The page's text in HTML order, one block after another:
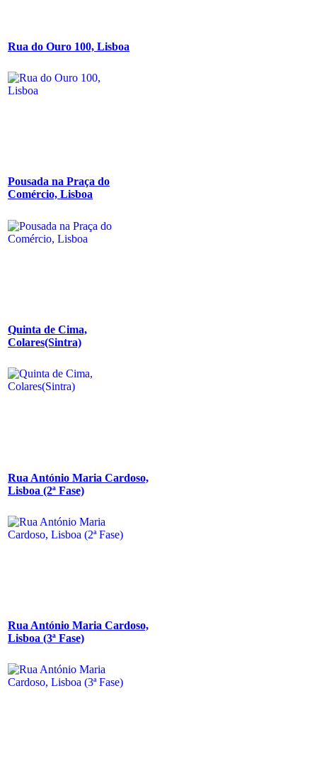
Rua do Ouro 100, Lisboa
Pousada na Praça do
Comércio, Lisboa
Quinta de Cima,
Colares(Sintra)
Rua António Maria Cardoso,
Lisboa (2ª Fase)
Rua António Maria Cardoso,
Lisboa (3ª Fase)